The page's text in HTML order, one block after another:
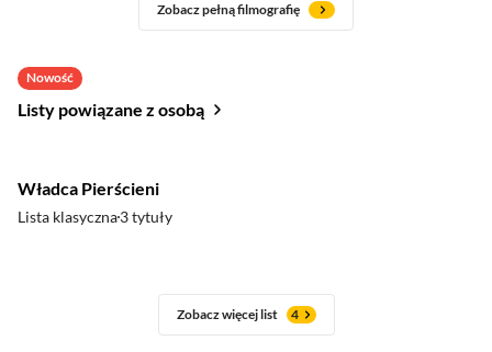
Zobacz pełną filmografię
Nowość
Listy powiązane z osobą
Władca Pierścieni
Lista klasyczna3 tytuły
Zobacz więcej list 4